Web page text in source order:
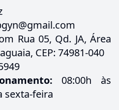
Rua 05, Qd. JA, Área
CEP: 74981-040
08:00h às
sexta-feira